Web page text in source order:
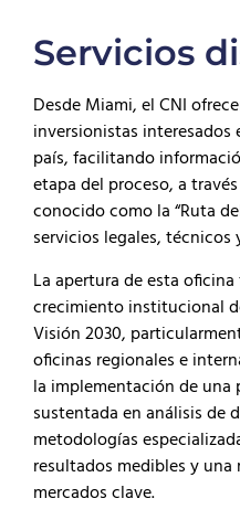
Servicios
Desde Miami, el CNI
inversionistas interesados
país, facilitando
etapa del proceso, a
conocido como la “Ruta
servicios legales,
La apertura de esta
crecimiento institucional
Visión 2030,
oficinas regionales e
la implementación de una
sustentada en análisis de
metodologías
resultados medibles y
mercados clave.